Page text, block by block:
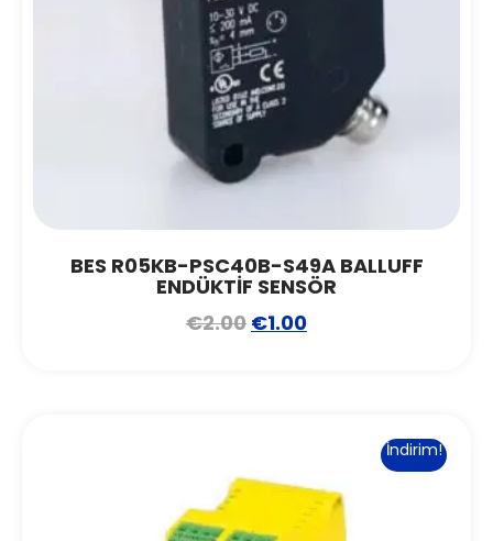
BES R05KB-PSC40B-S49A BALLUFF
ENDÜKTİF SENSÖR
€2.00 €1.00
İndirim!